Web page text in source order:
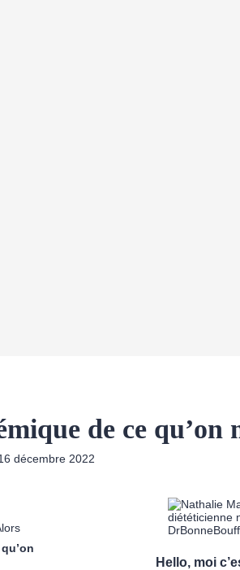
de ce qu’on
décembre 2022
Hello, moi